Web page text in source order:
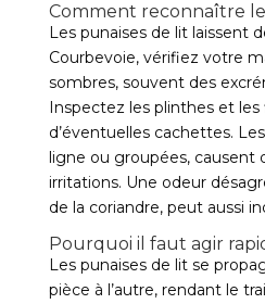
Comment reconnaître
Les punaises de lit laissent
Courbevoie, vérifiez votre
sombres, souvent des
Inspectez les plinthes et
d’éventuelles cachettes.
ligne ou groupées, causent
irritations. Une odeur
de la coriandre, peut aussi
Pourquoi il faut agir
Les punaises de lit se
pièce à l’autre, rendant le